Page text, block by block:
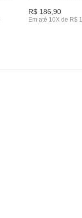
R$ 186,90
Em até 10X de R$